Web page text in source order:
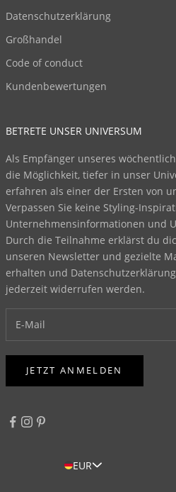
Datenschutzerklärung
Großhandel
Code of conduct
Kundenbewertungen
BETRETE UNSER UNIVERSUM
Als Empfänger unseres
die Möglichkeit, tiefer in unser
erfahren als einer der Ersten von
Verpassen Sie keine Styling-
Unternehmensinformationen und
Durch die Teilnahme erklärst du
unseren Newsletter und gezielte
erhalten und Datenschutzerklärung
jederzeit widerrufen werden.
JETZT ANMELDEN
EUR